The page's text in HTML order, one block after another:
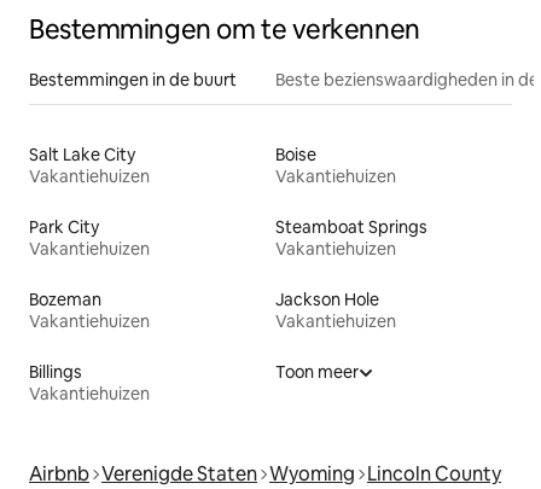
Bestemmingen om te verkennen
Bestemmingen in de buurt Beste bezienswaardigheden in
Salt Lake City
Vakantiehuizen
Boise
Vakantiehuizen
Park City
Vakantiehuizen
Steamboat Springs
Vakantiehuizen
Bozeman
Vakantiehuizen
Jackson Hole
Vakantiehuizen
Billings
Vakantiehuizen
Toon meer
Airbnb Verenigde Staten Wyoming Lincoln County